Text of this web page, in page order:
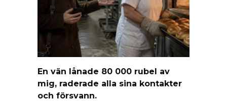
En vän lånade 80 000 rubel av
mig, raderade alla sina kontakter
och försvann.